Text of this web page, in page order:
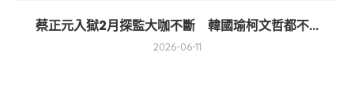
蔡正元入獄2月探監大咖不斷 韓國瑜柯文哲都不...
2026-06-11